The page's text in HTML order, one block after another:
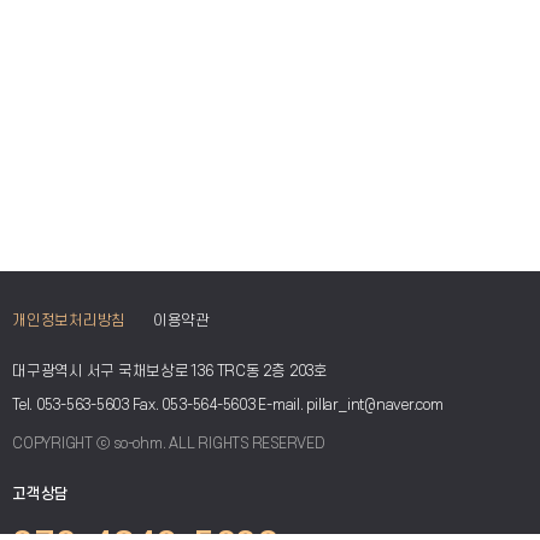
개인정보처리방침 이용약관
대구광역시 서구 국채보상로136 TRC동 2층 203호
Tel. 053-563-5603 Fax. 053-564-5603 E-mail. pillar_int@naver.com
COPYRIGHT ⓒ so-ohm. ALL RIGHTS RESERVED
고객상담